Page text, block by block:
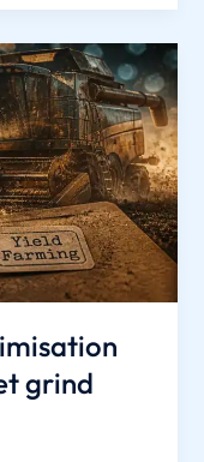
grind